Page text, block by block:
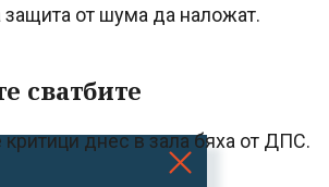
от шума да наложат.
сватбите
критици днес в зала бяха от ДПС.